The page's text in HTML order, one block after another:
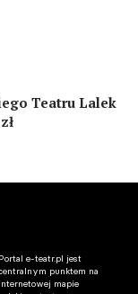
Teatru Lalek
Portal e-teatr.pl jest
punktem na
internetowej mapie